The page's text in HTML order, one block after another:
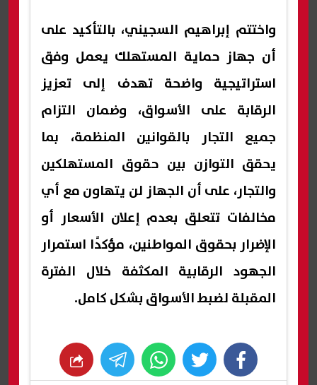
واختتم إبراهيم السجيني، بالتأكيد على
أن جهاز حماية المستهلك يعمل وفق
استراتيجية واضحة تهدف إلى تعزيز
الرقابة على الأسواق، وضمان التزام
جميع التجار بالقوانين المنظمة، بما
يحقق التوازن بين حقوق المستهلكين
والتجار، على أن الجهاز لن يتهاون مع أي
مخالفات تتعلق بعدم إعلان الأسعار أو
الإضرار بحقوق المواطنين، مؤكدًا استمرار
الجهود الرقابية المكثفة خلال الفترة
المقبلة لضبط الأسواق بشكل كامل.
facebook
twitter
whats